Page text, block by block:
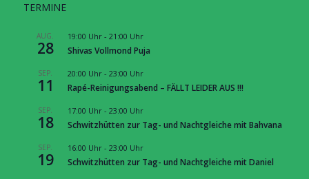
TERMINE
AUG.
28
19:00 Uhr- 21:00 Uhr
Shivas Vollmond Puja
SEP.
11
20:00 Uhr- 23:00 Uhr
Rapé-Reinigungsabend – FÄLLT LEIDER AUS !!!
SEP.
18
17:00 Uhr- 23:00 Uhr
Schwitzhütten zur Tag- und Nachtgleiche mit Bahvana
SEP.
19
16:00 Uhr- 23:00 Uhr
Schwitzhütten zur Tag- und Nachtgleiche mit Daniel